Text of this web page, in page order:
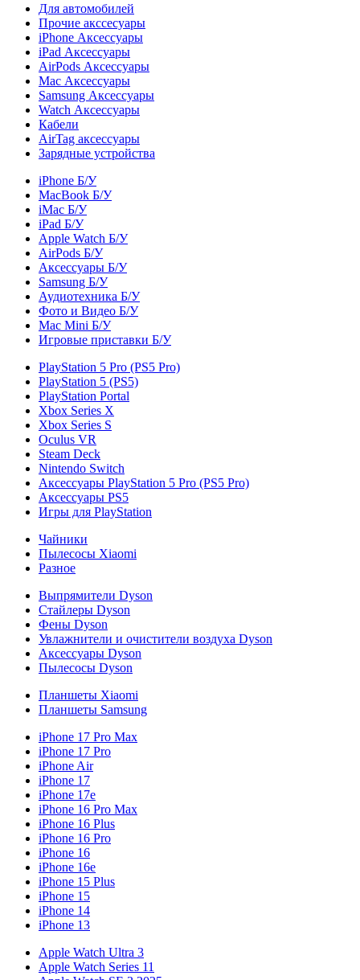
Для автомобилей
Прочие акссесуары
iPhone Аксессуары
iPad Аксессуары
AirPods Аксессуары
Mac Аксессуары
Samsung Аксессуары
Watch Аксессуары
Кабели
AirTag аксессуары
Зарядные устройства
iPhone Б/У
MacBook Б/У
iMac Б/У
iPad Б/У
Apple Watch Б/У
AirPods Б/У
Аксессуары Б/У
Samsung Б/У
Аудиотехника Б/У
Фото и Видео Б/У
Mac Mini Б/У
Игровые приставки Б/У
PlayStation 5 Pro (PS5 Pro)
PlayStation 5 (PS5)
PlayStation Portal
Xbox Series X
Xbox Series S
Oculus VR
Steam Deck
Nintendo Switch
Аксессуары PlayStation 5 Pro (PS5 Pro)
Аксессуары PS5
Игры для PlayStation
Чайники
Пылесосы Xiaomi
Разное
Выпрямители Dyson
Стайлеры Dyson
Фены Dyson
Увлажнители и очистители воздуха Dyson
Аксессуары Dyson
Пылесосы Dyson
Планшеты Xiaomi
Планшеты Samsung
iPhone 17 Pro Max
iPhone 17 Pro
iPhone Air
iPhone 17
iPhone 17e
iPhone 16 Pro Max
iPhone 16 Plus
iPhone 16 Pro
iPhone 16
iPhone 16e
iPhone 15 Plus
iPhone 15
iPhone 14
iPhone 13
Apple Watch Ultra 3
Apple Watch Series 11